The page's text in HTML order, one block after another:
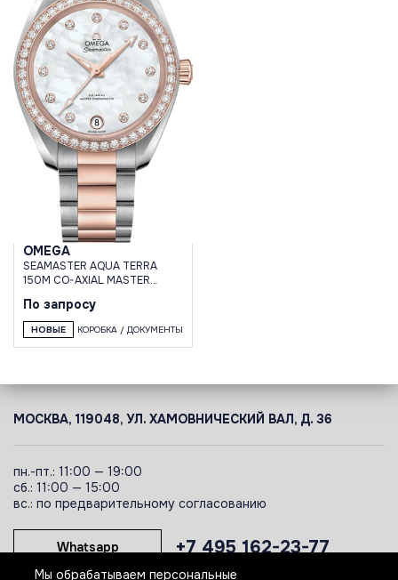
OMEGA
SEAMASTER AQUA TERRA
150M CO-AXIAL MASTER
По запросу
НОВЫЕ КОРОБКА / ДОКУМЕНТЫ
МОСКВА, 119048, УЛ. ХАМОВНИЧЕСКИЙ ВАЛ, Д. 36
пн.-пт.: 11:00 — 19:00
сб.: 11:00 — 15:00
вс.: по предварительному согласованию
+7 495 162-23-77
Whatsapp
Мы обрабатываем персональные